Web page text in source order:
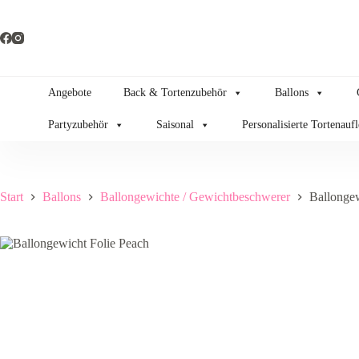
springen
Angebote Back & Tortenzubehör Ballons
Partyzubehör Saisonal Personalisierte
Start Ballons Ballongewichte / Gewichtbeschwerer